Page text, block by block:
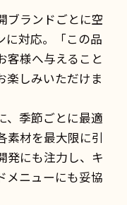
ブランドごとに空
に対応。「この品
客様へ与えること
楽しみいただけま
、季節ごとに最適
素材を最大限に引
発にも注力し、キ
メニューにも妥協